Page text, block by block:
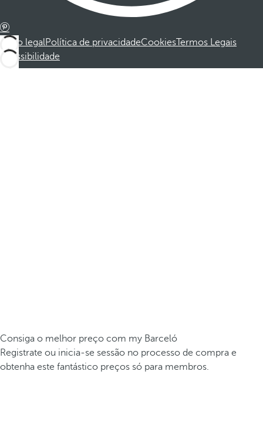
Aviso legalPolítica de privacidadeCookiesTermos Legais
Acessibilidade
Consiga o melhor preço com my Barceló
Registrate ou inicia-se sessão no processo de compra e
obtenha este fantástico preços só para membros.